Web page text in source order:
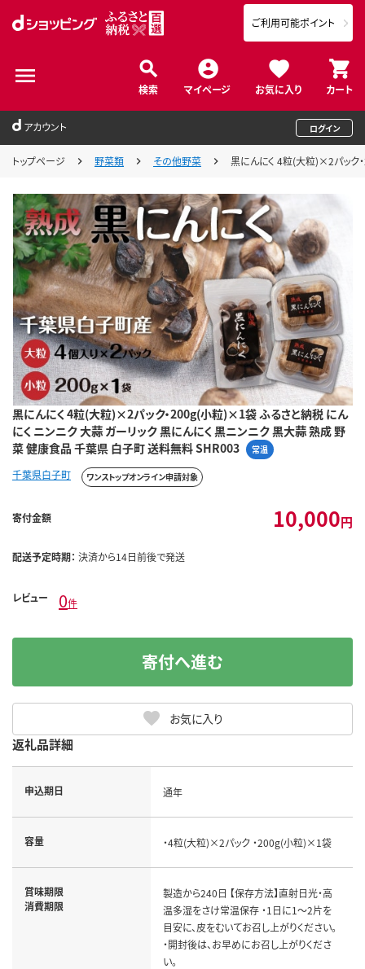
検索 マイページ お気に入り カート
ご利用可能ポイント
アカウント ログイン
トップページ 野菜類 その他野菜 黒にんにく 4粒(大粒)×2パック
黒にんにく 4粒(大粒)×2パック・200g(小粒)×1袋 ふるさと納税 にん
にく ニンニク 大蒜 ガーリック 黒にんにく 黒ニンニク 黒大蒜 熟成 野
菜 健康食品 千葉県 白子町 送料無料 SHR003
常温
千葉県白子町 ワンストップオンライン申請対象
寄付金額 10,000円
配送予定時期： 決済から14日前後で発送
レビュー 0件
お気に入り
寄付へ進む
返礼品詳細
申込期日 通年
容量 ・4粒(大粒)×2パック ・200g(小粒)×1袋
賞味期限
消費期限
製造から240日 【保存方法】直射日光・高
温多湿をさけ常温保存 ・1日に1～2片を
目安に、皮をむいてお召し上がりください。
・開封後は、お早めにお召し上がりくださ
い。